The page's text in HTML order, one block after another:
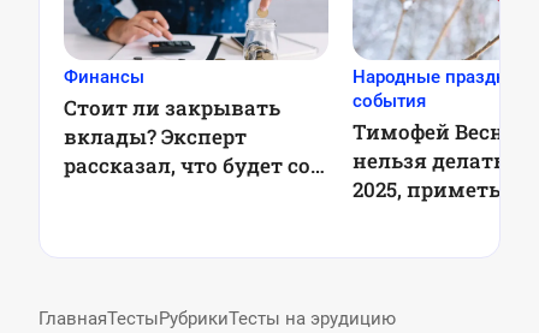
Финансы
Стоит ли закрывать
вклады? Эксперт
рассказал, что будет со
Народные
события
Тимофей
нельзя делать 6
2025, приметы
ГлавнаяТестыРубрикиТесты на эрудицию